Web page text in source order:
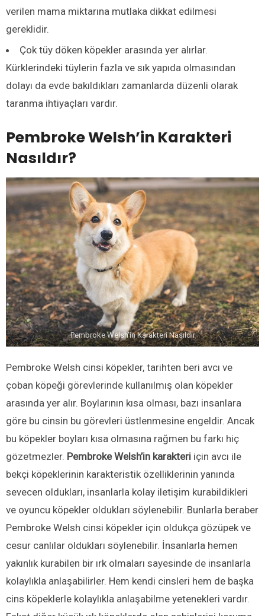
verilen mama miktarına mutlaka dikkat edilmesi
gereklidir.
Çok tüy döken köpekler arasında yer alırlar.
Kürklerindeki tüylerin fazla ve sık yapıda olmasından
dolayı da evde bakıldıkları zamanlarda düzenli olarak
taranma ihtiyaçları vardır.
Pembroke Welsh’in Karakteri
Nasıldır?
Pembroke Welsh’in Karakteri Nasıldır
Pembroke Welsh cinsi köpekler, tarihten beri avcı ve
çoban köpeği görevlerinde kullanılmış olan köpekler
arasında yer alır. Boylarının kısa olması, bazı insanlara
göre bu cinsin bu görevleri üstlenmesine engeldir. Ancak
bu köpekler boyları kısa olmasına rağmen bu farkı hiç
gözetmezler. Pembroke Welsh’in karakteri için avcı ile
bekçi köpeklerinin karakteristik özelliklerinin yanında
sevecen oldukları, insanlarla kolay iletişim kurabildikleri
ve oyuncu köpekler oldukları söylenebilir. Bunlarla beraber
Pembroke Welsh cinsi köpekler için oldukça gözüpek ve
cesur canlılar oldukları söylenebilir. İnsanlarla hemen
yakınlık kurabilen bir ırk olmaları sayesinde de insanlarla
kolaylıkla anlaşabilirler. Hem kendi cinsleri hem de başka
cins köpeklerle kolaylıkla anlaşabilme yetenekleri vardır.